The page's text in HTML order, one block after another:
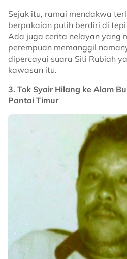
Sejak itu, ramai mendakwa
berpakaian putih berdiri di
Ada juga cerita nelayan yang
perempuan memanggil
dipercayai suara Siti Rubiah
kawasan itu.
3. Tok Syair Hilang ke Alam
Pantai Timur